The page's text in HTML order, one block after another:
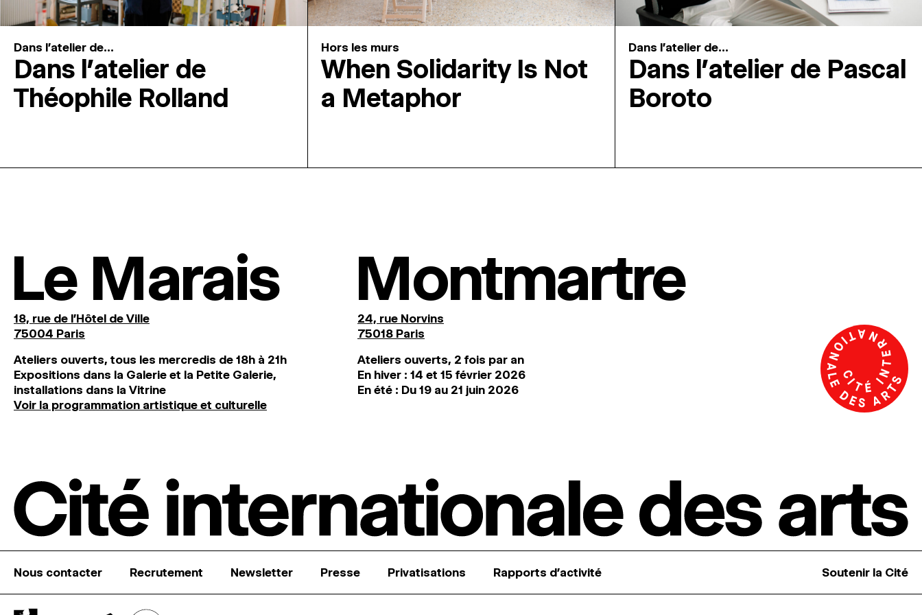
Dans l'atelier de...
Dans l’atelier de
Théophile Rolland
Hors les murs
When Solidarity Is Not
a Metaphor
Dans l'atelier de...
Dans l’atelier de Pascal
Boroto
Le Marais
18, rue de l'Hôtel de Ville
75004 Paris
Ateliers ouverts, tous les mercredis de 18h à 21h
Expositions dans la Galerie et la Petite Galerie,
installations dans la Vitrine
Voir la programmation artistique et culturelle
Montmartre
24, rue Norvins
75018 Paris
Ateliers ouverts, 2 fois par an
En hiver : 14 et 15 février 2026
En été : Du 19 au 21 juin 2026
Nous contacter Recrutement Newsletter Presse Privatisations Rapports d’activité Soutenir la Cité